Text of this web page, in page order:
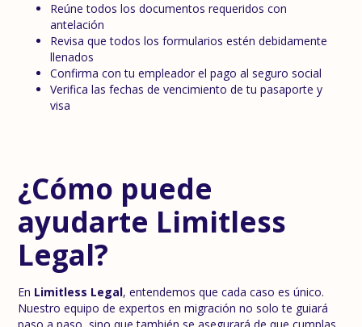
Reúne todos los documentos requeridos con
antelación
Revisa que todos los formularios estén debidamente
llenados
Confirma con tu empleador el pago al seguro social
Verifica las fechas de vencimiento de tu pasaporte y
visa
¿Cómo puede
ayudarte Limitless
Legal?
En Limitless Legal, entendemos que cada caso es único.
Nuestro equipo de expertos en migración no solo te guiará